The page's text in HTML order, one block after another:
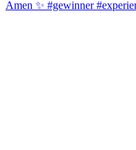
Amen ✨️ #gewinner